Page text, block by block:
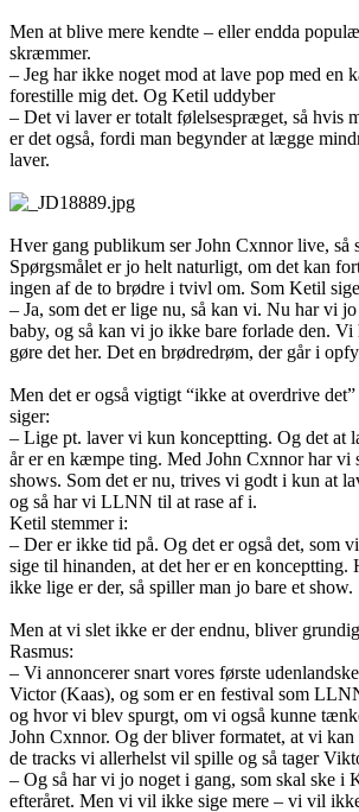
Men at blive mere kendte – eller endda
skræmmer.
– Jeg har ikke noget mod at lave pop med en
forestille mig det. Og Ketil uddyber
– Det vi laver er totalt følelsespræget, så hvis
er det også, fordi man begynder at lægge
laver.
Hver gang publikum ser John Cxnnor live, så
Spørgsmålet er jo helt naturligt, om det kan
ingen af de to brødre i tvivl om. Som Ketil
– Ja, som det er lige nu, så kan vi. Nu har vi
baby, og så kan vi jo ikke bare forlade den.
gøre det her. Det en brødredrøm, der går i
Men det er også vigtigt “ikke at overdrive
siger:
– Lige pt. laver vi kun konceptting. Og det at
år er en kæmpe ting. Med John Cxnnor har vi
shows. Som det er nu, trives vi godt i kun at
og så har vi LLNN til at rase af i.
Ketil stemmer i:
– Der er ikke tid på. Og det er også det, som
sige til hinanden, at det her er en konceptting.
ikke lige er der, så spiller man jo bare et show.
Men at vi slet ikke er der endnu, bliver
Rasmus:
– Vi annoncerer snart vores første
Victor (Kaas), og som er en festival som
og hvor vi blev spurgt, om vi også kunne
John Cxnnor. Og der bliver formatet, at vi
de tracks vi allerhelst vil spille og så tager
– Og så har vi jo noget i gang, som skal ske i
efteråret. Men vi vil ikke sige mere – vi vil